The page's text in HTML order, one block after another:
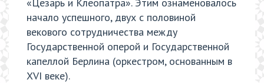
начало успешного, двух с половиной
векового сотрудничества между
Государственной оперой и Государственной
капеллой Берлина (оркестром, основанным в
XVI веке).